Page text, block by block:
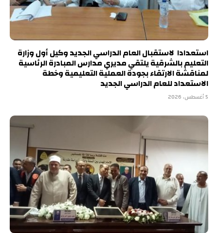
استعدادا لاستقبال العام الدراسي الجديد وكيل أول وزارة
التعليم بالشرقية يلتقي مديري مدارس المبادرة الرئاسية
لمناقشة الارتقاء بجودة العملية التعليمية وخطة
الاستعداد للعام الدراسي الجديد
5 أغسطس، 2026